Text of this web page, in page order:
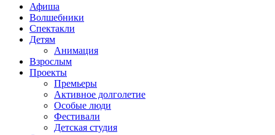
Афиша
Волшебники
Спектакли
Детям
Анимация
Взрослым
Проекты
Премьеры
Активное долголетие
Особые люди
Фестивали
Детская студия